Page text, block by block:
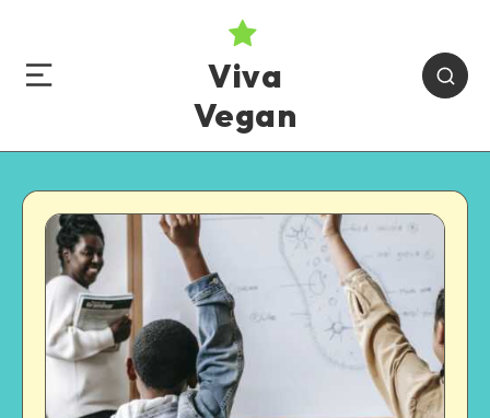
Viva
Vegan